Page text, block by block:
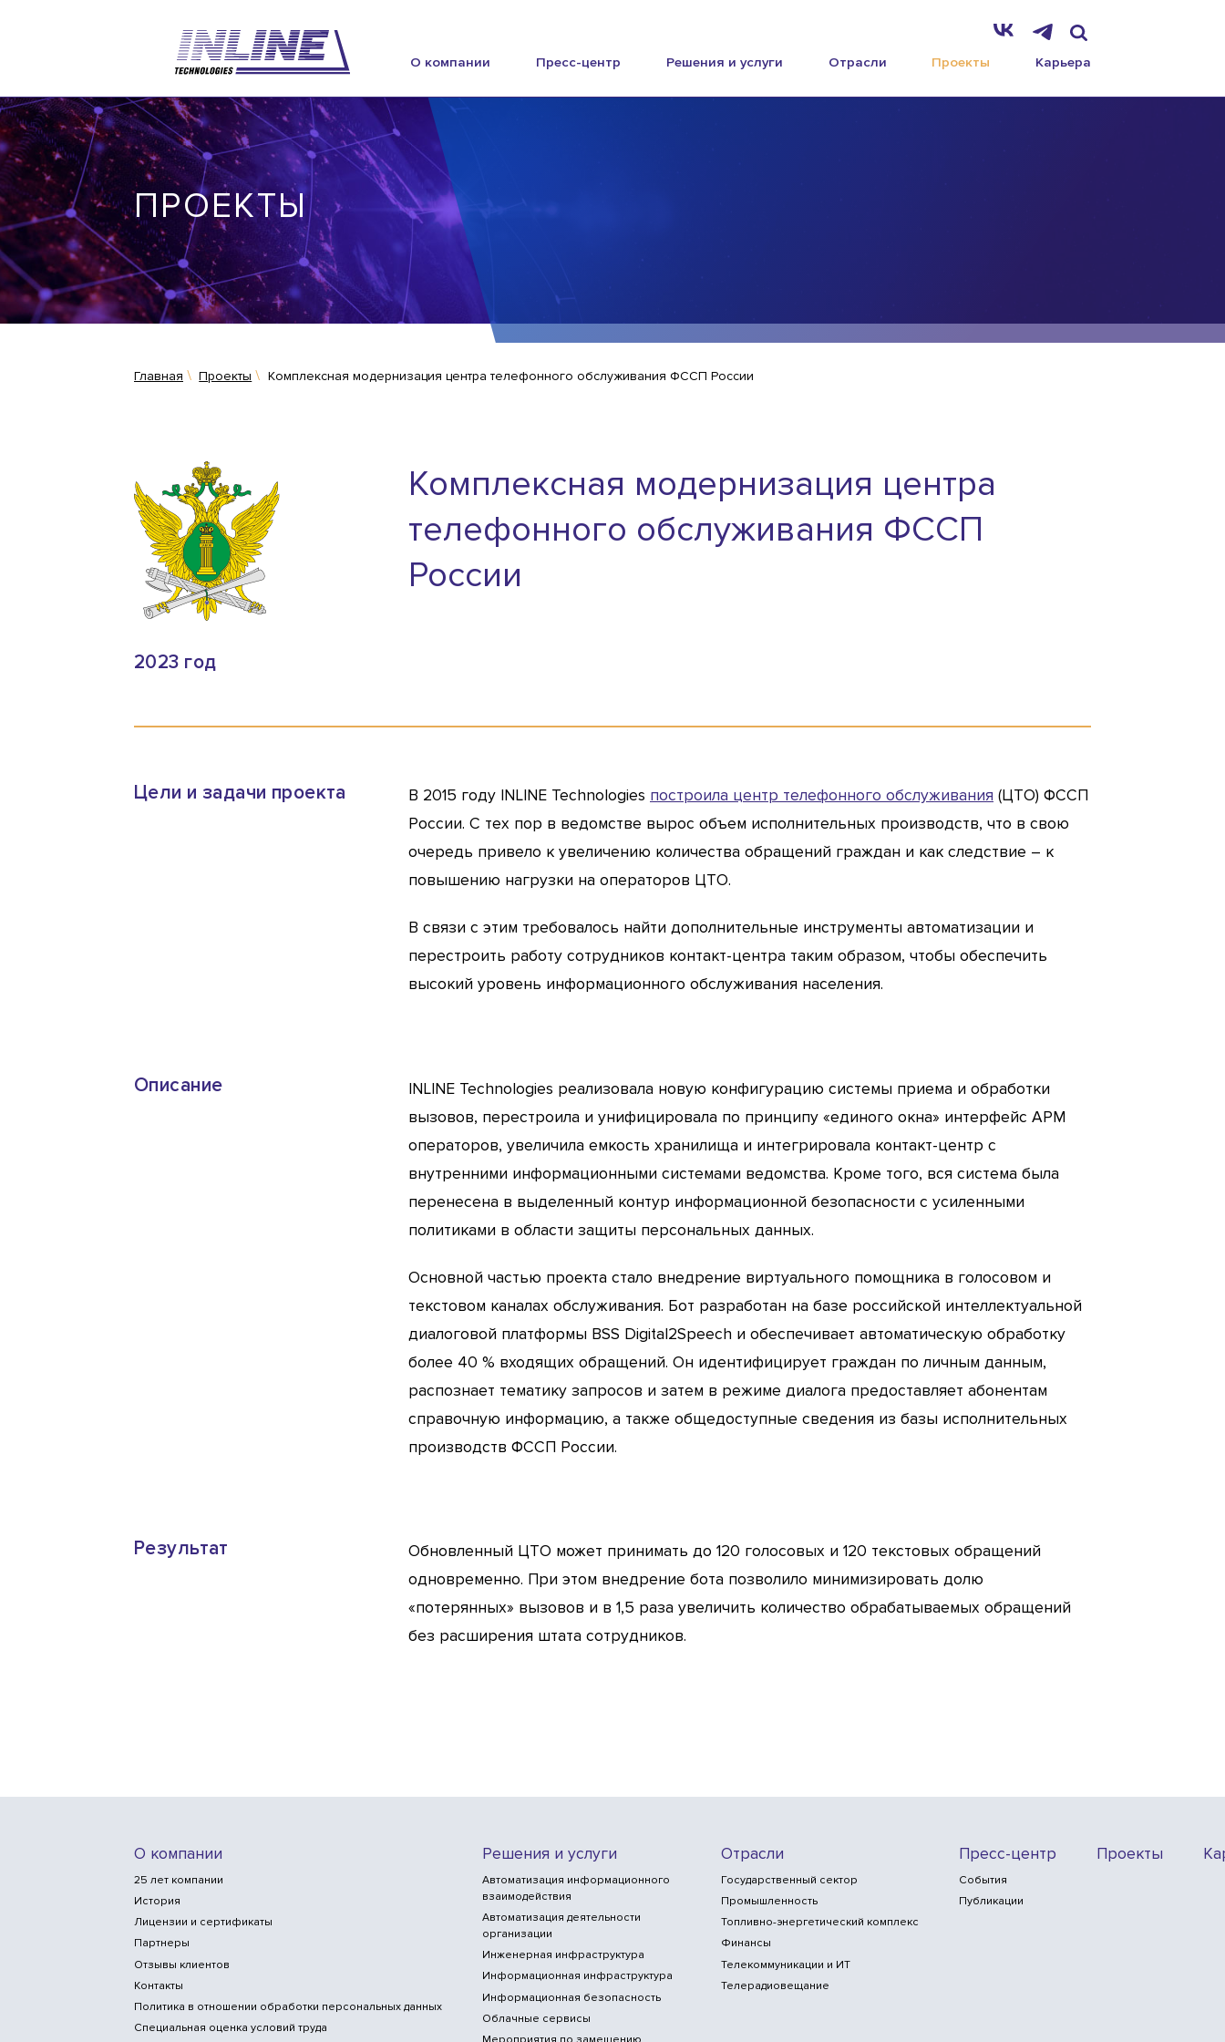
О компании Пресс-центр Решения и услуги Отрасли Проекты Карьера
ПРОЕКТЫ
Главная Проекты Комплексная модернизация центра телефонного обслуживания ФССП России
Комплексная модернизация центра
телефонного обслуживания ФССП
России
2023 год
Цели и задачи проекта В 2015 году INLINE Technologies построила центр телефонного обслуживания (ЦТО) ФССП
России. С тех пор в ведомстве вырос объем исполнительных производств, что в свою
очередь привело к увеличению количества обращений граждан и как следствие – к
повышению нагрузки на операторов ЦТО.
В связи с этим требовалось найти дополнительные инструменты автоматизации и
перестроить работу сотрудников контакт-центра таким образом, чтобы обеспечить
высокий уровень информационного обслуживания населения.
Описание
INLINE Technologies реализовала новую конфигурацию системы приема и обработки
вызовов, перестроила и унифицировала по принципу «единого окна» интерфейс АРМ
операторов, увеличила емкость хранилища и интегрировала контакт-центр с
внутренними информационными системами ведомства. Кроме того, вся система была
перенесена в выделенный контур информационной безопасности с усиленными
политиками в области защиты персональных данных.
Основной частью проекта стало внедрение виртуального помощника в голосовом и
текстовом каналах обслуживания. Бот разработан на базе российской интеллектуальной
диалоговой платформы BSS Digital2Speech и обеспечивает автоматическую обработку
более 40 % входящих обращений. Он идентифицирует граждан по личным данным,
распознает тематику запросов и затем в режиме диалога предоставляет абонентам
справочную информацию, а также общедоступные сведения из базы исполнительных
производств ФССП России.
Результат
Обновленный ЦТО может принимать до 120 голосовых и 120 текстовых обращений
одновременно. При этом внедрение бота позволило минимизировать долю
«потерянных» вызовов и в 1,5 раза увеличить количество обрабатываемых обращений
без расширения штата сотрудников.
О компании
25 лет компании
История
Лицензии и сертификаты
Партнеры
Отзывы клиентов
Контакты
Политика в отношении обработки персональных данных
Специальная оценка условий труда
Решения и услуги
Автоматизация информационного
взаимодействия
Автоматизация деятельности
организации
Инженерная инфраструктура
Информационная инфраструктура
Информационная безопасность
Облачные сервисы
Отрасли
Государственный сектор
Промышленность
Топливно-энергетический комплекс
Финансы
Телекоммуникации и ИТ
Телерадиовещание
Пресс-центр
События
Публикации
Проекты